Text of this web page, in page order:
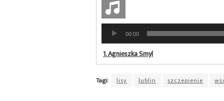
Odtwarzacz
plików
dźwiękowych
00:00
1.Agnieszka Smyl
Tagi: lisy lublin szczepienie